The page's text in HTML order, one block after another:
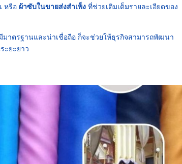
หรือ ผ้าซับในขายส่งสำเพ็ง ที่ช่วยเติมเต็มรายละเอียดของ
มาตรฐานและน่าเชื่อถือ ก็จะช่วยให้ธุรกิจสามารถพัฒนา
ะยะยาว